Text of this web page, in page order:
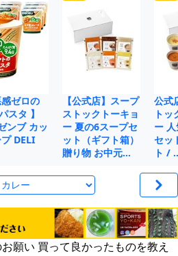
感ゼロの
スタ 】
ンブ カッ
DELI
【公式店】スープ
ストックトーキョ
ー 夏の6スープセ
ット（ギフト箱）
贈り物 お中元…
公式
ト
ー
セッ
ト /
願い 買って良かったものを教え